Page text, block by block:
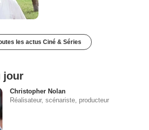
les actus Ciné & Séries
jour
Christopher Nolan
Réalisateur, scénariste, producteur